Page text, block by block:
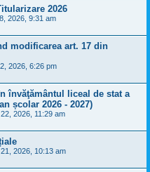
2026
2026, 9:31 am
modificarea art. 17 din
2026, 6:26 pm
învăţământul liceal de stat a
școlar 2026 - 2027)
2026, 11:29 am
2026, 10:13 am